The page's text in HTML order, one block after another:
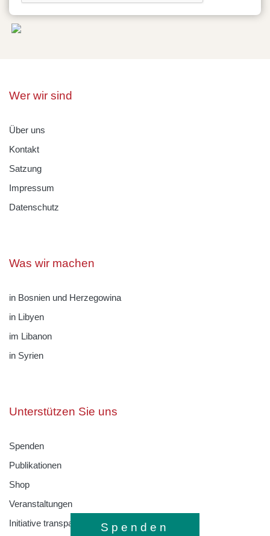
Spenden
Wer wir sind
Über uns
Kontakt
Satzung
Impressum
Datenschutz
Was wir machen
in Bosnien und Herzegowina
in Libyen
im Libanon
in Syrien
Unterstützen Sie uns
Spenden
Publikationen
Shop
Veranstaltungen
Initiative transparente Zivilgesellschaft